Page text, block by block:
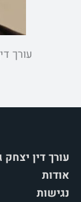
עורך
עורך דין יצחק
אודות
נגישות